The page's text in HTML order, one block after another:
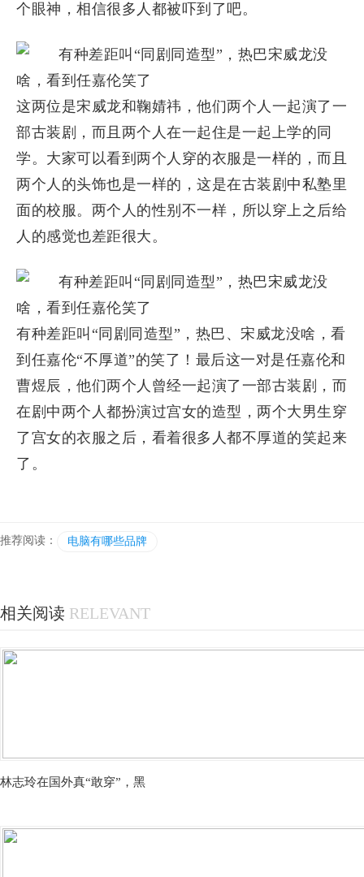
个眼神，相信很多人都被吓到了吧。
这两位是宋威龙和鞠婧祎，他们两个人一起演了一
部古装剧，而且两个人在一起住是一起上学的同
学。大家可以看到两个人穿的衣服是一样的，而且
两个人的头饰也是一样的，这是在古装剧中私塾里
面的校服。两个人的性别不一样，所以穿上之后给
人的感觉也差距很大。
有种差距叫“同剧同造型”，热巴、宋威龙没啥，看
到任嘉伦“不厚道”的笑了！最后这一对是任嘉伦和
曹煜辰，他们两个人曾经一起演了一部古装剧，而
在剧中两个人都扮演过宫女的造型，两个大男生穿
了宫女的衣服之后，看着很多人都不厚道的笑起来
了。
推荐阅读： 电脑有哪些品牌
相关阅读 RELEVANT
林志玲在国外真“敢穿”，黑